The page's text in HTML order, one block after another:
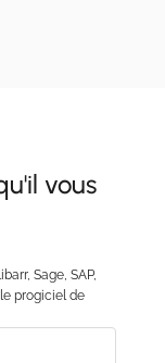
vous
Sage, SAP,
progiciel de